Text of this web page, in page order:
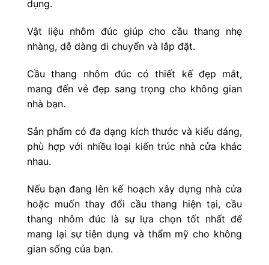
dụng.
Vật liệu nhôm đúc giúp cho cầu thang nhẹ
nhàng, dễ dàng di chuyển và lắp đặt.
Cầu thang nhôm đúc có thiết kế đẹp mắt,
mang đến vẻ đẹp sang trọng cho không gian
nhà bạn.
Sản phẩm có đa dạng kích thước và kiểu dáng,
phù hợp với nhiều loại kiến trúc nhà cửa khác
nhau.
Nếu bạn đang lên kế hoạch xây dựng nhà cửa
hoặc muốn thay đổi cầu thang hiện tại, cầu
thang nhôm đúc là sự lựa chọn tốt nhất để
mang lại sự tiện dụng và thẩm mỹ cho không
gian sống của bạn.